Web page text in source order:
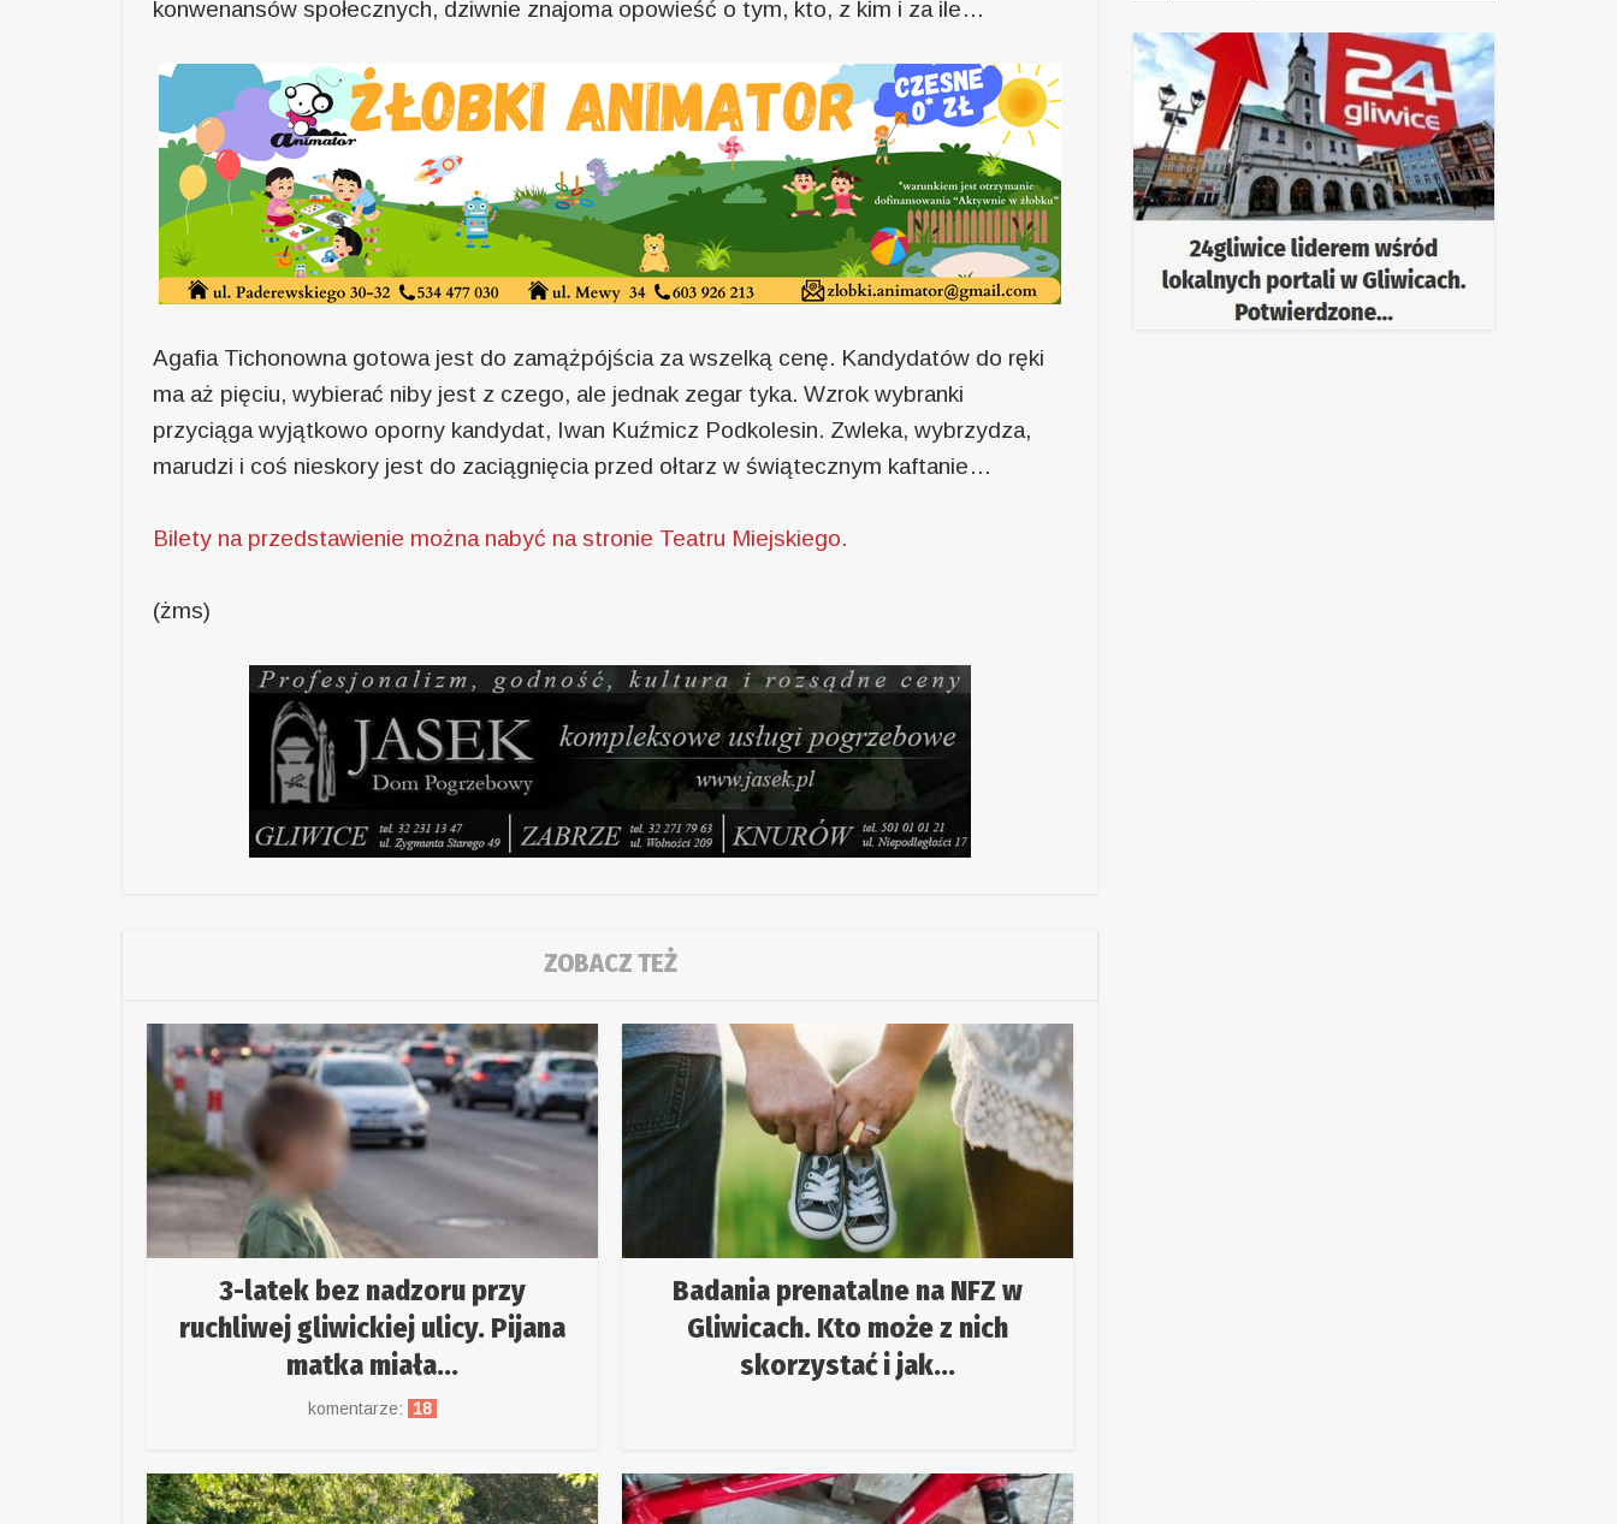
konwenansów społecznych, dziwnie znajoma opowieść o tym, kto, z kim i za ile…
Agafia Tichonowna gotowa jest do zamążpójścia za wszelką cenę. Kandydatów do ręki
ma aż pięciu, wybierać niby jest z czego, ale jednak zegar tyka. Wzrok wybranki
przyciąga wyjątkowo oporny kandydat, Iwan Kuźmicz Podkolesin. Zwleka, wybrzydza,
marudzi i coś nieskory jest do zaciągnięcia przed ołtarz w świątecznym kaftanie…
Bilety na przedstawienie można nabyć na stronie Teatru Miejskiego.
(żms)
ZOBACZ TEŻ
3-latek bez nadzoru przy
ruchliwej gliwickiej ulicy. Pijana
matka miała...
komentarze: 18
Badania prenatalne na NFZ w
Gliwicach. Kto może z nich
skorzystać i jak...